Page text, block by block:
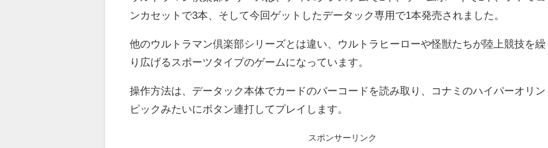
ンカセットで3本、そして今回ゲットしたデータック専用で1本発売されました。
他のウルトラマン倶楽部シリーズとは違い、ウルトラヒーローや怪獣たちが陸上競技を繰
り広げるスポーツタイプのゲームになっています。
操作方法は、データック本体でカードのバーコードを読み取り、コナミのハイパーオリン
ピックみたいにボタン連打してプレイします。
スポンサーリンク